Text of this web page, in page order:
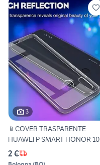
3
📱COVER TRASPARENTE
HUAWEI P SMART HONOR 10
LITE
2 €